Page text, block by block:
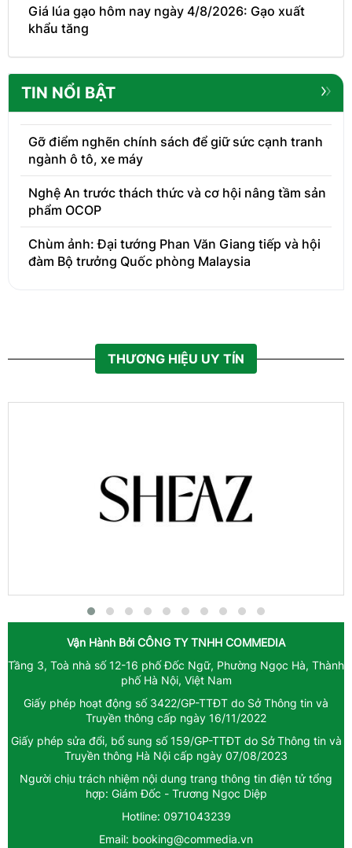
Giá lúa gạo hôm nay ngày 4/8/2026: Gạo xuất
khẩu tăng
TIN NỔI BẬT
Gỡ điểm nghẽn chính sách để giữ sức cạnh tranh
ngành ô tô, xe máy
Nghệ An trước thách thức và cơ hội nâng tầm sản
phẩm OCOP
Chùm ảnh: Đại tướng Phan Văn Giang tiếp và hội
đàm Bộ trưởng Quốc phòng Malaysia
THƯƠNG HIỆU UY TÍN
Vận Hành Bởi CÔNG TY TNHH COMMEDIA
Tầng 3, Toà nhà số 12-16 phố Đốc Ngữ, Phường Ngọc Hà, Thành
phố Hà Nội, Việt Nam
Giấy phép hoạt động số 3422/GP-TTĐT do Sở Thông tin và
Truyền thông cấp ngày 16/11/2022
Giấy phép sửa đổi, bổ sung số 159/GP-TTĐT do Sở Thông tin và
Truyền thông Hà Nội cấp ngày 07/08/2023
Người chịu trách nhiệm nội dung trang thông tin điện tử tổng
hợp: Giám Đốc - Trương Ngọc Diệp
Hotline: 0971043239
Email: booking@commedia.vn